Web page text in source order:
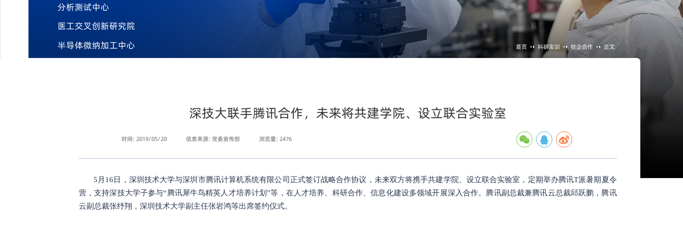
分析测试中心
医工交叉创新研究院
半导体微纳加工中心
首页 科研实训 校企合作 正文
深技大联手腾讯合作，未来将共建学院、设立联合实验室
时间: 2019/05/20 信息来源: 党委宣传部 浏览量:2476
5月16日，深圳技术大学与深圳市腾讯计算机系统有限公司正式签订战略合作协议，未来双方将携手共建学院、设立联合实验室，定期举办腾讯T派暑期夏令
营，支持深技大学子参与“腾讯犀牛鸟精英人才培养计划”等，在人才培养、科研合作、信息化建设多领域开展深入合作。腾讯副总裁兼腾讯云总裁邱跃鹏，腾讯
云副总裁张纾翔，深圳技术大学副主任张岩鸿等出席签约仪式。